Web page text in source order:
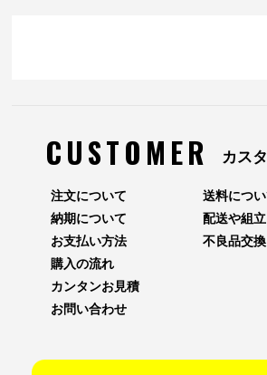
CUSTOMER カス
注文について
納期について
お支払い方法
送料につ
配送や組
不良品交
購入の流れ
カンタンお見積
お問い合わせ